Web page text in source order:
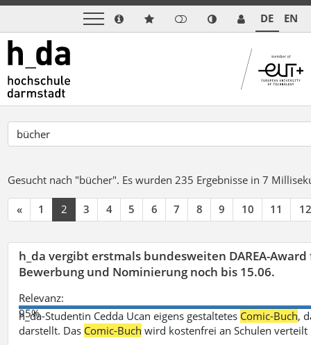
DE EN
Gesucht nach "bücher". Es wurden 235 Ergebnisse in 7
« 1 2 3 4 5 6 7 8 9 10 11 12
h_da vergibt erstmals bundesweiten DAREA-
Bewerbung und Nominierung noch bis 15.06.
Relevanz:
95%
h_da-Studentin Cedda Ucan eigens gestaltetes Comic-Buch,
darstellt. Das Comic-Buch wird kostenfrei an Schulen